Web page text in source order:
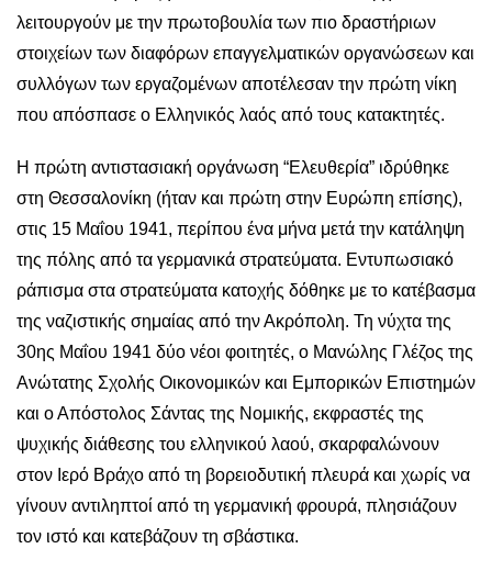
λειτουργούν με την πρωτοβουλία των πιο δραστήριων
στοιχείων των διαφόρων επαγγελματικών οργανώσεων και
συλλόγων των εργαζομένων αποτέλεσαν την πρώτη νίκη
που απόσπασε ο Ελληνικός λαός από τους κατακτητές.
Η πρώτη αντιστασιακή οργάνωση “Ελευθερία” ιδρύθηκε
στη Θεσσαλονίκη (ήταν και πρώτη στην Ευρώπη επίσης),
στις 15 Μαΐου 1941, περίπου ένα μήνα μετά την κατάληψη
της πόλης από τα γερμανικά στρατεύματα. Εντυπωσιακό
ράπισμα στα στρατεύματα κατοχής δόθηκε με το κατέβασμα
της ναζιστικής σημαίας από την Ακρόπολη. Τη νύχτα της
30ης Μαΐου 1941 δύο νέοι φοιτητές, ο Μανώλης Γλέζος της
Ανώτατης Σχολής Οικονομικών και Εμπορικών Επιστημών
και ο Απόστολος Σάντας της Νομικής, εκφραστές της
ψυχικής διάθεσης του ελληνικού λαού, σκαρφαλώνουν
στον Ιερό Βράχο από τη βορειοδυτική πλευρά και χωρίς να
γίνουν αντιληπτοί από τη γερμανική φρουρά, πλησιάζουν
τον ιστό και κατεβάζουν τη σβάστικα.